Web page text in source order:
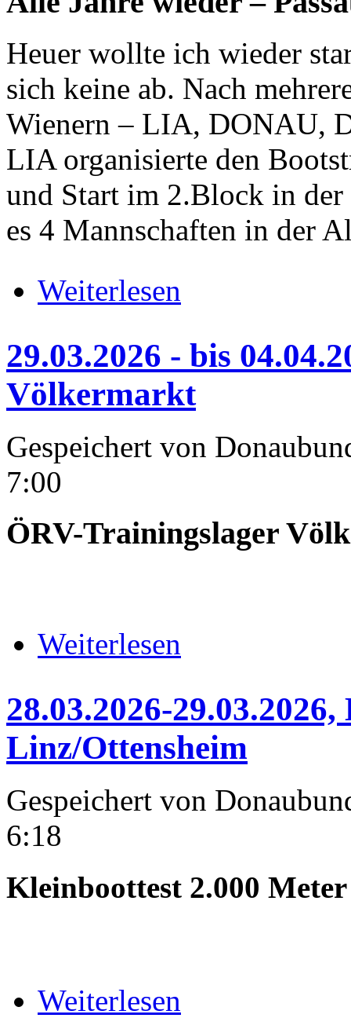
Heuer wollte ich wieder
sich keine ab. Nach
Wienern – LIA, DONAU,
LIA organisierte den
und Start im 2.Block in
es 4 Mannschaften in der
Weiterlesen
29.03.2026 - bis
Völkermarkt
Gespeichert von
7:00
ÖRV-Trainingslager
Weiterlesen
28.03.2026-
Linz/Ottensheim
Gespeichert von
6:18
Kleinboottest 2.000
Weiterlesen